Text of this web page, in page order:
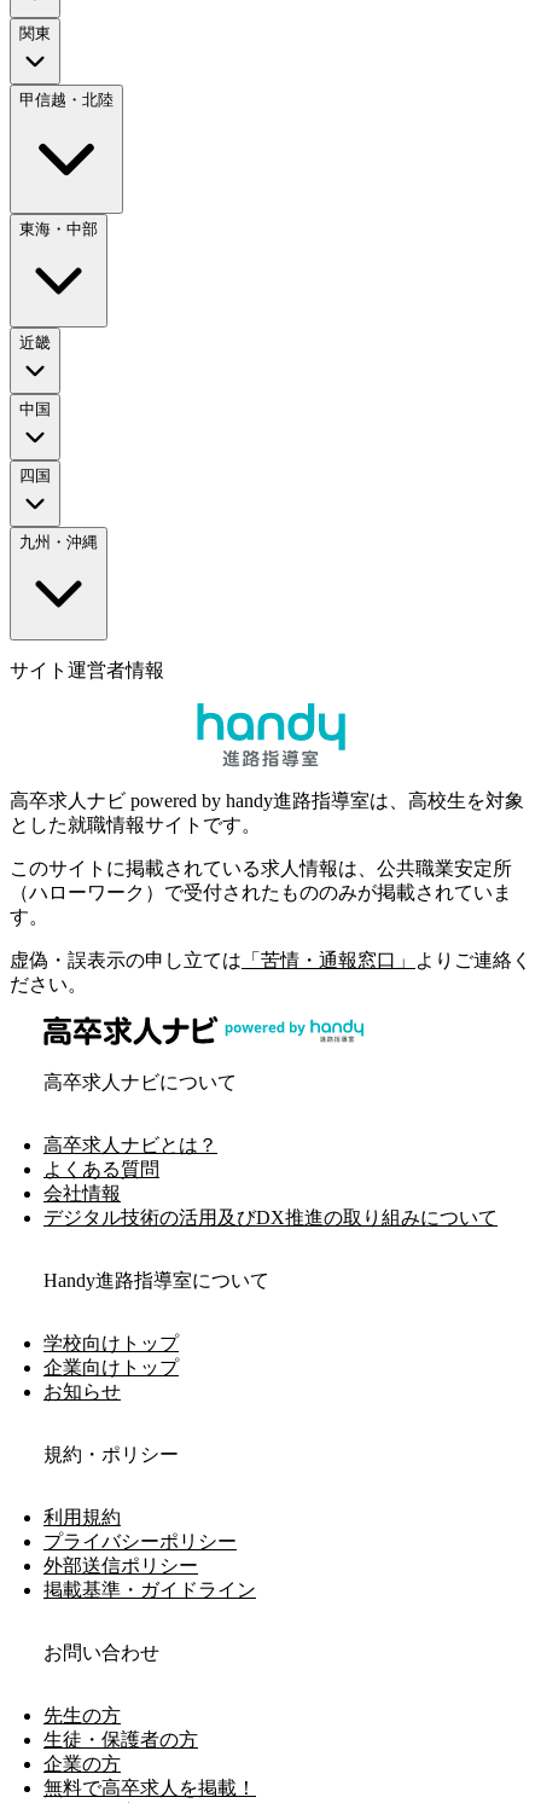
関東
甲信越・北陸
東海・中部
近畿
中国
四国
九州・沖縄
サイト運営者情報
高卒求人ナビ powered by handy進路指導室は、高校生を対象
とした就職情報サイトです。
このサイトに掲載されている求人情報は、公共職業安定所
（ハローワーク）で受付されたもののみが掲載されていま
す。
虚偽・誤表示の申し立ては 「苦情・通報窓口」
よりご連絡く
ださい。
高卒求人ナビについて
高卒求人ナビとは？
よくある質問
会社情報
デジタル技術の活用及びDX推進の取り組みについて
Handy進路指導室について
学校向けトップ
企業向けトップ
お知らせ
規約・ポリシー
利用規約
プライバシーポリシー
外部送信ポリシー
掲載基準・ガイドライン
お問い合わせ
先生の方
生徒・保護者の方
企業の方
無料で高卒求人を掲載！